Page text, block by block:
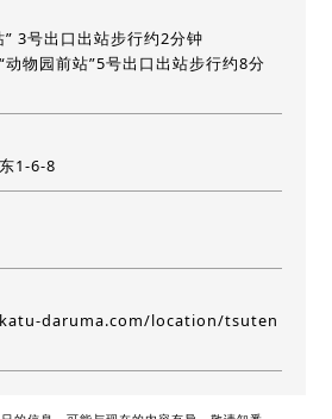
3号出口出站步行约2分钟
物园前站”5号出口出站步行约8分
1-6-8
daruma.com/location/tsuten